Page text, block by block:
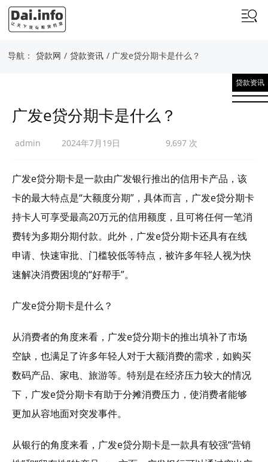
导航： 贷款网 / 贷款资讯 / 广发e贷分期卡是什么？
贷款资讯
广发e贷分期卡是什么？
admin 2024年7月19日 9,697 次
广发e贷分期卡是一款由广发银行推出的信用卡产品，该
卡的最大特点是“大额度分期”，具体而言，广发e贷分期卡
持卡人可享受最高20万元的信用额度，且可将任何一笔消
费转为多期分期付款。此外，广发e贷分期卡还具有在线
申请、快速审批、门槛较低等特点，被许多年轻人视为快
速解决消费困境的“好帮手”。
广发e贷分期卡是什么？
从消费者的角度来看，广发e贷分期卡的推出填补了市场
空缺，也满足了许多年轻人对于大额消费的需求，如购买
数码产品、家电、旅游等。特别是在经济压力较大的情况
下，广发e贷分期卡有助于分摊消费压力，使消费者能够
更加从容地面对突发事件。
从银行的角度来看，广发e贷分期卡是一款具有较强“营销